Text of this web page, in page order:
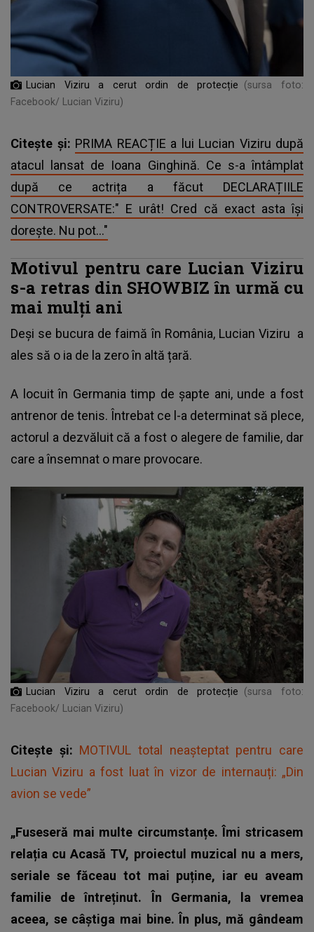
Lucian Viziru a cerut ordin de protecție
(sursa foto:
Facebook/ Lucian Viziru)
Citește și: PRIMA REACȚIE a lui Lucian Viziru după
atacul lansat de Ioana Ginghină. Ce s-a întâmplat
după ce actrița a făcut DECLARAȚIILE
CONTROVERSATE:" E urât! Cred că exact asta își
dorește. Nu pot..."
Motivul pentru care Lucian Viziru
s-a retras din SHOWBIZ în urmă cu
mai mulți ani
Deși se bucura de faimă în România, Lucian Viziru a
ales să o ia de la zero în altă țară.
A locuit în Germania timp de șapte ani, unde a fost
antrenor de tenis. Întrebat ce l-a determinat să plece,
actorul a dezvăluit că a fost o alegere de familie, dar
care a însemnat o mare provocare.
Lucian Viziru a cerut ordin de protecție
(sursa foto:
Facebook/ Lucian Viziru)
Citește și: MOTIVUL total neașteptat pentru care
Lucian Viziru a fost luat în vizor de internauți: „Din
avion se vede”
„Fuseseră mai multe circumstanțe. Îmi stricasem
relația cu Acasă TV, proiectul muzical nu a mers,
seriale se făceau tot mai puține, iar eu aveam
familie de întreținut. În Germania, la vremea
aceea, se câștiga mai bine. În plus, mă gândeam